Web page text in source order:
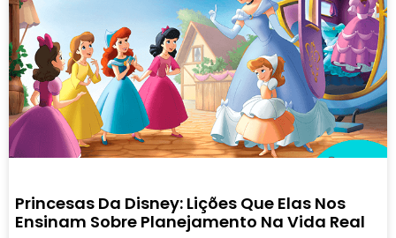
Princesas Da Disney: Lições Que Elas Nos
Ensinam Sobre Planejamento Na Vida Real